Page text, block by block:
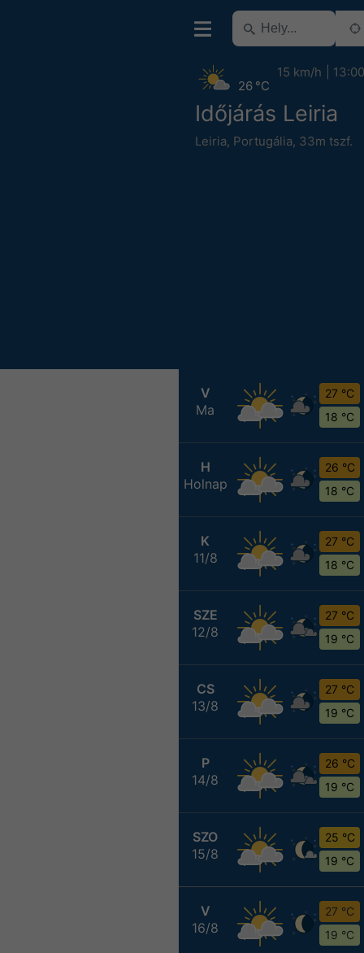
Időjárás Leiria
Leiria, Portugália, 33m tszf.
26 °C
15 km/h 13:00
V
Ma
27 °C
18 °C
H
Holnap
26 °C
18 °C
K
11/8
27 °C
18 °C
SZE
12/8
27 °C
19 °C
CS
13/8
27 °C
19 °C
P
14/8
26 °C
19 °C
SZO
15/8
25 °C
19 °C
V
16/8
27 °C
19 °C